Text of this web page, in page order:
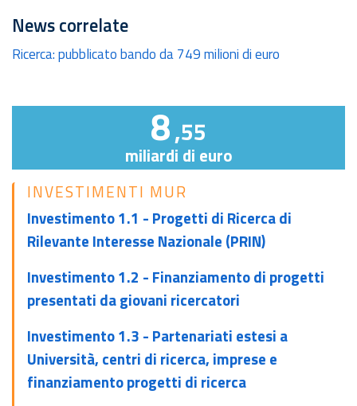
news correlate
Ricerca: pubblicato bando da 749 milioni di euro
8,55
miliardi di euro
INVESTIMENTI MUR
Investimento 1.1 - Progetti di Ricerca di
Rilevante Interesse Nazionale (PRIN)
Investimento 1.2 - Finanziamento di progetti
presentati da giovani ricercatori
Investimento 1.3 - Partenariati estesi a
Università, centri di ricerca, imprese e
finanziamento progetti di ricerca